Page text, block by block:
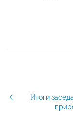
Итоги